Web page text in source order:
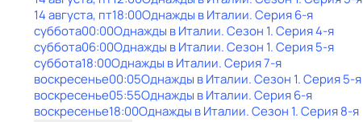
14 августа, пт18:00Однажды в Италии. Серия 6-я
суббота00:00Однажды в Италии. Сезон 1. Серия 4-я
суббота06:00Однажды в Италии. Сезон 1. Серия 5-я
суббота18:00Однажды в Италии. Серия 7-я
воскресенье00:05Однажды в Италии. Сезон 1. Серия 5-я
воскресенье05:55Однажды в Италии. Серия 6-я
воскресенье18:00Однажды в Италии. Сезон 1. Серия 8-я